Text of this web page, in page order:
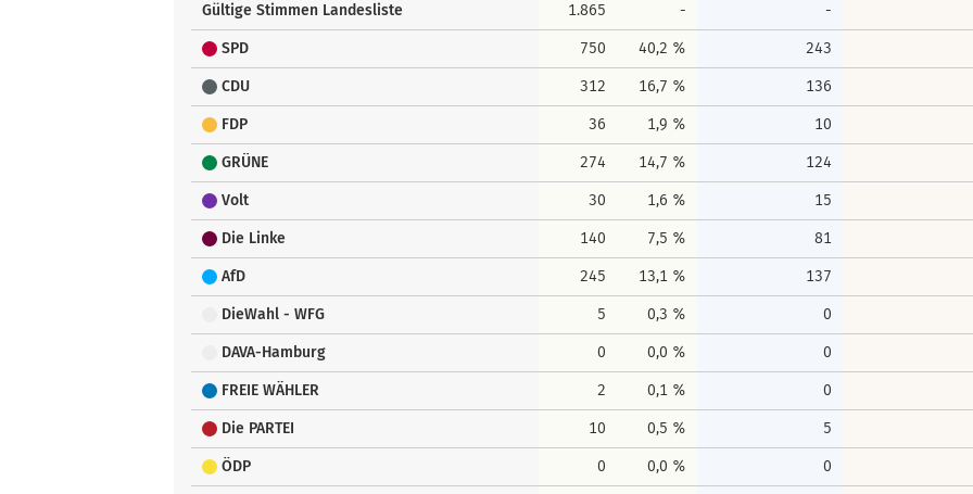
Gültige Stimmen Landesliste 1.865 - -
SPD 750 40,2 % 243
CDU 312 16,7 % 136
FDP 36 1,9 % 10
GRÜNE 274 14,7 % 124
Volt 30 1,6 % 15
Die Linke 140 7,5 % 81
AfD 245 13,1 % 137
DieWahl - WFG 5 0,3 % 0
DAVA-Hamburg 0 0,0 % 0
FREIE WÄHLER 2 0,1 % 0
Die PARTEI 10 0,5 % 5
ÖDP 0 0,0 % 0